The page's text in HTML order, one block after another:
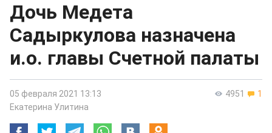
Дочь Медета
Садыркулова назначена
и.о. главы Счетной палаты
4951 1
05 февраля 2021 13:13
Екатерина Улитина